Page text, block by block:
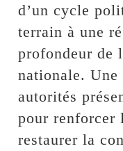
d’un cycle
terrain à une
profondeur de
nationale. Une
autorités
pour renforcer
restaurer la